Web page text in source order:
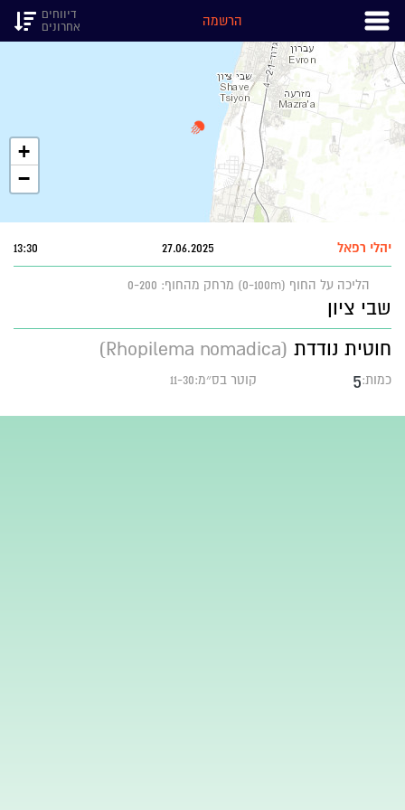
הרשמה
דיווחים
אחרונים
+
−
יהלי רפאל 27.06.2025
13:30
הליכה על החוף (0-100m) מרחק מהחוף: 0-200
שבי ציון
חוטית נודדת (Rhopilema nomadica)
כמות:5 קוטר בס״מ:11-30